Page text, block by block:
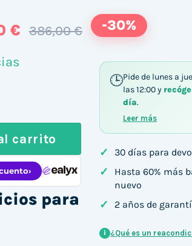
€ 386,00 € -30%
G6 13.3" / i5-8265U / 8GB
carrito
para
Pide de lunes a
las 12:00 y
día.
Leer más
✓ 30 días para
✓
Hasta 60% más
nuevo
✓ 2 años de
i ¿Qué es un